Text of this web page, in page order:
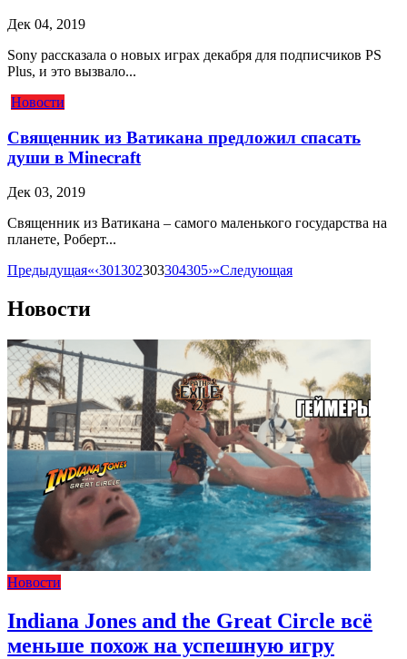
Дек 04, 2019
Sony рассказала о новых играх декабря для подписчиков PS
Plus, и это вызвало...
Новости
Священник из Ватикана предложил спасать
души в Minecraft
Дек 03, 2019
Священник из Ватикана – самого маленького государства на
планете, Роберт...
Предыдущая«‹301302303304305›»Следующая
Новости
Новости
Indiana Jones and the Great Circle всё
меньше похож на успешную игру